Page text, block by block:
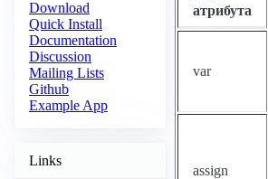
Download
Quick Install
Documentation
Discussion
Mailing Lists
Github
Example App
Links
атрибута
var
assign